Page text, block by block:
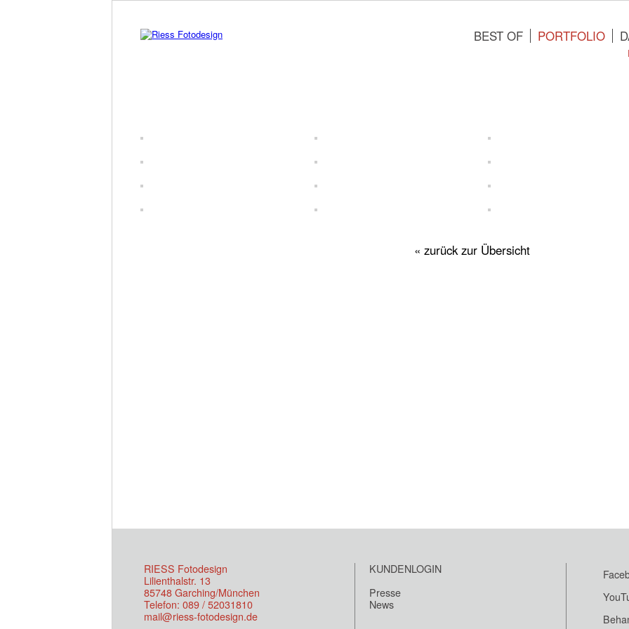
BEST OF PORTFOLIO
« zurück zur Übersicht
RIESS Fotodesign
Lilienthalstr. 13
85748 Garching/München
Telefon: 089 / 52031810
mail@riess-fotodesign.de
KUNDENLOGIN
Presse
News